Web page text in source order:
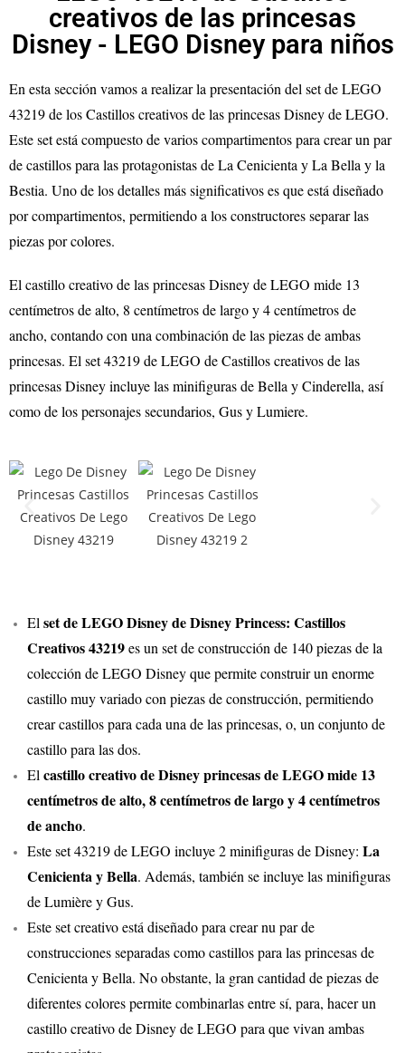
creativos de las princesas
Disney - LEGO Disney para niños
En esta sección vamos a realizar la presentación del set de LEGO
43219 de los Castillos creativos de las princesas Disney de LEGO.
Este set está compuesto de varios compartimentos para crear un par
de castillos para las protagonistas de La Cenicienta y La Bella y la
Bestia. Uno de los detalles más significativos es que está diseñado
por compartimentos, permitiendo a los constructores separar las
piezas por colores.
El castillo creativo de las princesas Disney de LEGO mide 13
centímetros de alto, 8 centímetros de largo y 4 centímetros de
ancho, contando con una combinación de las piezas de ambas
princesas. El set 43219 de LEGO de Castillos creativos de las
princesas Disney incluye las minifiguras de Bella y Cinderella, así
como de los personajes secundarios, Gus y Lumiere.
El set de LEGO Disney de Disney Princess: Castillos
Creativos 43219es un set de construcción de 140 piezas de la
colección de LEGO Disney que permite construir un enorme
castillo muy variado con piezas de construcción, permitiendo
crear castillos para cada una de las princesas, o, un conjunto de
castillo para las dos.
El castillo creativo de Disney princesas de LEGO mide 13
centímetros de alto, 8 centímetros de largo y 4 centímetros
de ancho.
Este set 43219 de LEGO incluye 2 minifiguras de Disney: La
Cenicienta y Bella. Además, también se incluye las minifiguras
de Lumière y Gus.
Este set creativo está diseñado para crear nu par de
construcciones separadas como castillos para las princesas de
Cenicienta y Bella. No obstante, la gran cantidad de piezas de
diferentes colores permite combinarlas entre sí, para, hacer un
castillo creativo de Disney de LEGO para que vivan ambas